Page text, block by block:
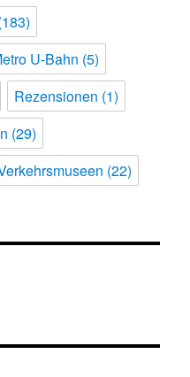
U-Bahn (5)
Rezensionen (1)
(29)
(22)